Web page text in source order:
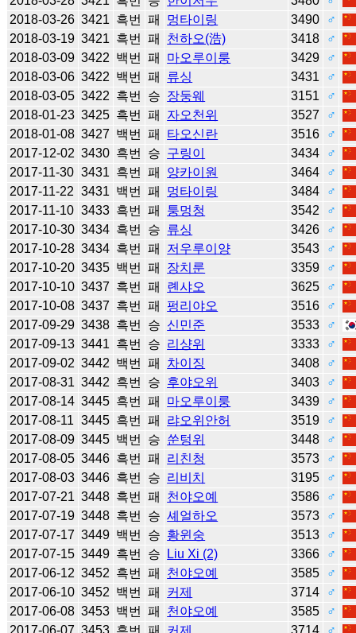
2018-03-26 3421 흑번 패 멍타이링 3490
♂
2018-03-19 3421 흑번 패 천하오(浩) 3418
♂
2018-03-09 3422 백번 패 마오루이룽 3429
♂
2018-03-06 3422 백번 패 류싱 3431
♂
2018-03-05 3422 흑번 승 장둥웨 3151
♂
2018-01-23 3425 흑번 패 자오천위 3527
♂
2018-01-08 3427 백번 패 타오신란 3516
♂
2017-12-02 3430 흑번 승 구링이 3434
♂
2017-11-30 3431 흑번 패 양카이원 3464
♂
2017-11-22 3431 백번 패 멍타이링 3484
♂
2017-11-10 3433 흑번 패 퉁멍청 3542
♂
2017-10-30 3434 흑번 승 류싱 3426
♂
2017-10-28 3434 흑번 패 저우루이양 3543
♂
2017-10-20 3435 백번 패 장치룬 3359
♂
2017-10-10 3437 흑번 패 롄샤오 3625
♂
2017-10-08 3437 흑번 패 펑리야오 3516
♂
2017-09-29 3438 흑번 승 신민준 3533
♂
2017-09-13 3441 흑번 승 리샹위 3333
♂
2017-09-02 3442 백번 패 차이징 3408
♂
2017-08-31 3442 흑번 승 후야오위 3403
♂
2017-08-14 3445 흑번 패 마오루이룽 3439
♂
2017-08-11 3445 흑번 패 랴오위안허 3519
♂
2017-08-09 3445 백번 승 쑨텅위 3448
♂
2017-08-05 3446 흑번 패 리친청 3573
♂
2017-08-03 3446 흑번 승 리비치 3195
♂
2017-07-21 3448 흑번 패 천야오예 3586
♂
2017-07-19 3448 흑번 승 셰얼하오 3573
♂
2017-07-17 3449 백번 승 황윈숭 3513
♂
2017-07-15 3449 흑번 승 Liu Xi (2) 3366
♂
2017-06-12 3452 흑번 패 천야오예 3585
♂
2017-06-10 3452 백번 패 커제 3714
♂
2017-06-08 3453 백번 패 천야오예 3585
♂
2017-06-07 3453 흑번 패 커제 3714
♂